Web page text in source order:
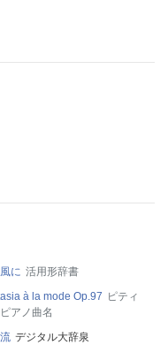
に 活用形辞書
à la mode Op.97 ピティ
アノ曲名
デジタル大辞泉